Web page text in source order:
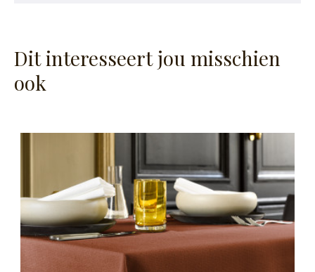
Dit interesseert jou misschien
ook